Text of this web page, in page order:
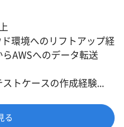
環境へのリフトアップ経
AWSへのデータ転送
トケースの作成経験...
る